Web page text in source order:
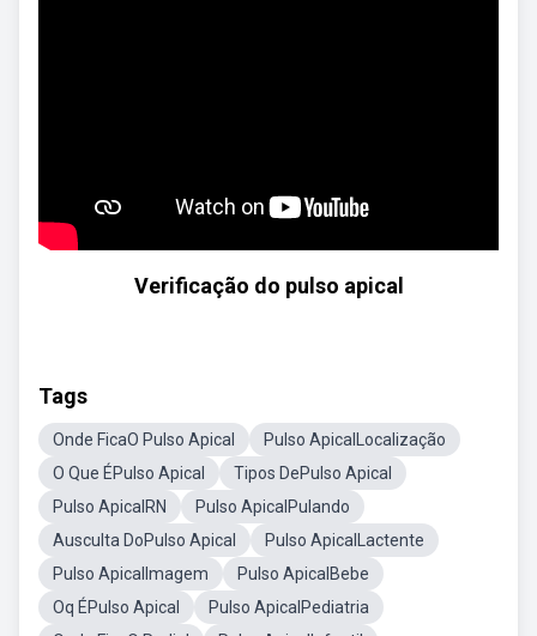
Verificação do pulso apical
Tags
Onde FicaO Pulso Apical
Pulso ApicalLocalização
O Que ÉPulso Apical
Tipos DePulso Apical
Pulso ApicalRN
Pulso ApicalPulando
Ausculta DoPulso Apical
Pulso ApicalLactente
Pulso ApicalImagem
Pulso ApicalBebe
Oq ÉPulso Apical
Pulso ApicalPediatria